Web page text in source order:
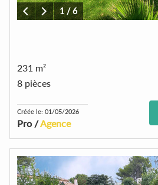
1/6
231 m²
8 pièces
Créée le: 01/05/2026
Pro /Agence